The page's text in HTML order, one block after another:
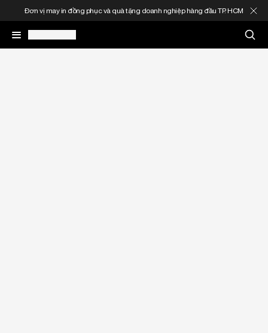
Đơn vị may in đồng phục và quà tặng doanh nghiệp hàng đầu TP. HCM